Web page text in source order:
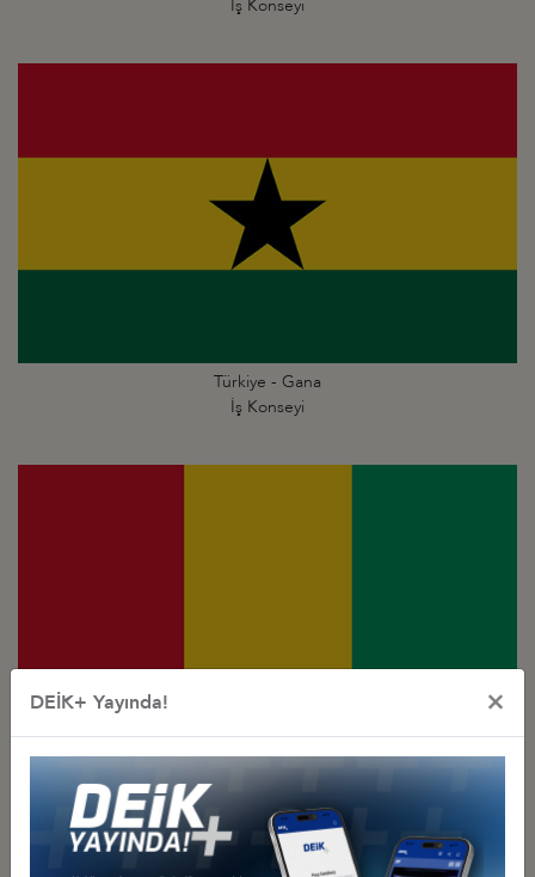
İş Konseyi
Türkiye - Gana
İş Konseyi
Türkiye - Gine
İş Konseyi
DEİK+ Yayında! ×